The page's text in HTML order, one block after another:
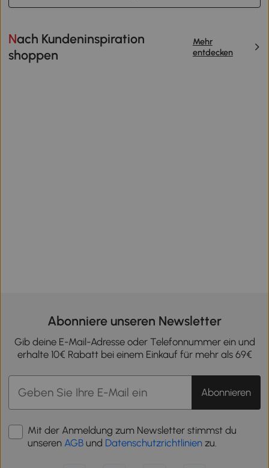
Nach Kundeninspiration
shoppen
Mehr
entdecken
Abonniere unseren Newsletter
Gib deine E-Mail-Adresse oder Telefonnummer ein und
erhalte 10€ Rabatt bei einem Einkauf für mehr als 69€
Abonnieren
Mit der Anmeldung zum Newsletter stimmst du
unseren AGB und Datenschutzrichtlinien zu.